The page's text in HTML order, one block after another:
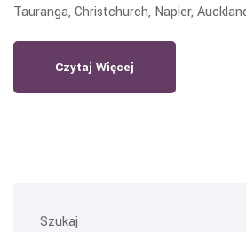
Tauranga, Christchurch, Napier,
Czytaj Więcej
Szukaj